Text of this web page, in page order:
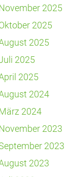
2025
2025
2025
2025
2025
2024
2024
2023
2023
2023